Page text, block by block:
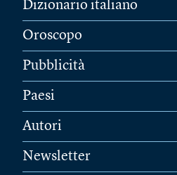
Dizionario italiano
Oroscopo
Pubblicità
Paesi
Autori
Newsletter